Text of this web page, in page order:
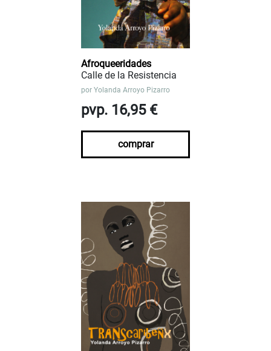
Afroqueeridades
Calle de la Resistencia
por Yolanda Arroyo Pizarro
pvp. 16,95 €
comprar